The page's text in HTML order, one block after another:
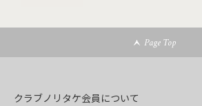
Page Top
クラブノリタケ会員について